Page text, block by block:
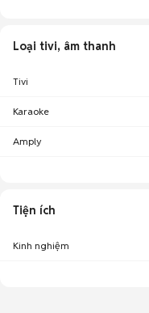
Loại tivi, âm thanh
Tivi
Karaoke
Amply
Tiện ích
Kinh nghiệm